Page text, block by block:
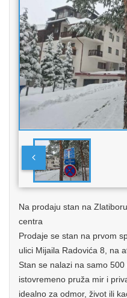
Na prodaju stan na
centra
Prodaje se stan na prvom
ulici Mijaila Radovića 8, na
Stan se nalazi na samo
istovremeno pruža mir i
idealno za odmor, život ili